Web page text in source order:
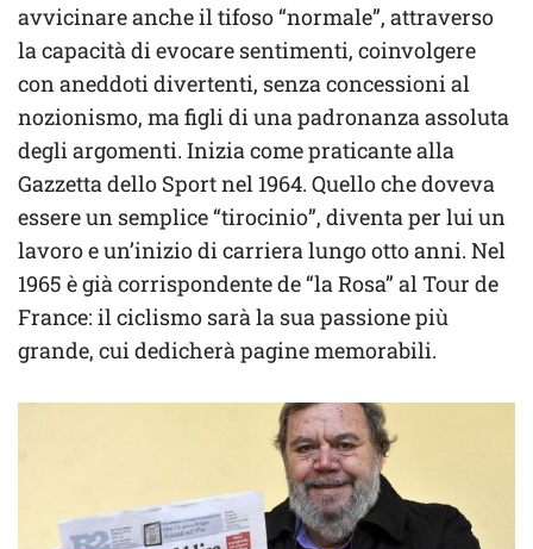
avvicinare anche il tifoso “normale”, attraverso
la capacità di evocare sentimenti, coinvolgere
con aneddoti divertenti, senza concessioni al
nozionismo, ma figli di una padronanza assoluta
degli argomenti. Inizia come praticante alla
Gazzetta dello Sport nel 1964. Quello che doveva
essere un semplice “tirocinio”, diventa per lui un
lavoro e un’inizio di carriera lungo otto anni. Nel
1965 è già corrispondente de “la Rosa” al Tour de
France: il ciclismo sarà la sua passione più
grande, cui dedicherà pagine memorabili.